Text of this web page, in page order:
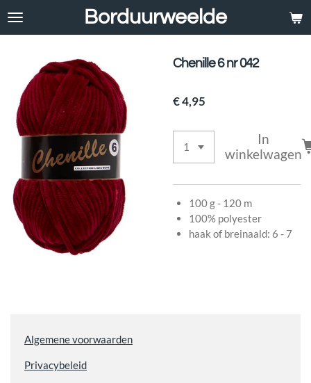
Ga
hoofdinhoud
Borduurweelde
Chenille 6 nr 042
€ 4,95
In
winkelwagen
100 g - 120 m
100% polyester
haak of breinaald: 6 - 7
Algemene voorwaarden
Privacybeleid